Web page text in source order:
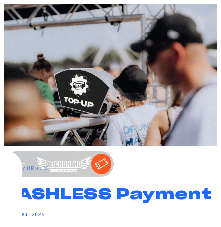
ZURÜCK
CASHLESS Payment
26. MAI 2026